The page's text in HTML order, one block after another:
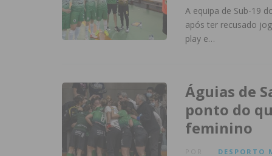
A equipa de Sub-19
após ter recusado
play e…
Águias de
ponto do
feminino
DESPORTO